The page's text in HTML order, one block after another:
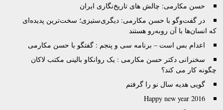
حسن مکارمی: چالش های تاریخ‌نگاری ایران
در گفت‌وگو با حسن مکارمی: دیگری‌ستیزی؛ سخت‌ترین پدیده‌ای
که انسان‌ها با آن روبه‌رو هستند
اعدام بس است – برنامه سی و پنجم : گفتگو با حسن مکارمی
سخنرانی دکتر حسن مکارمی : یک روانکاو بالینی مکتب لاکان
چگونه کار می کند؟
گویی هدیه سال نو را گرفتم
Happy new year 2016